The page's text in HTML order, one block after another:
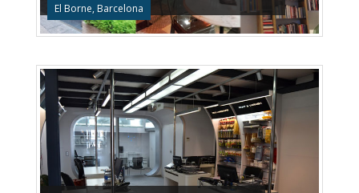
El Borne, Barcelona